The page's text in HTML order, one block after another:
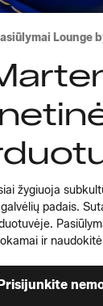
Lounge
žygiuoja
padais.
ir